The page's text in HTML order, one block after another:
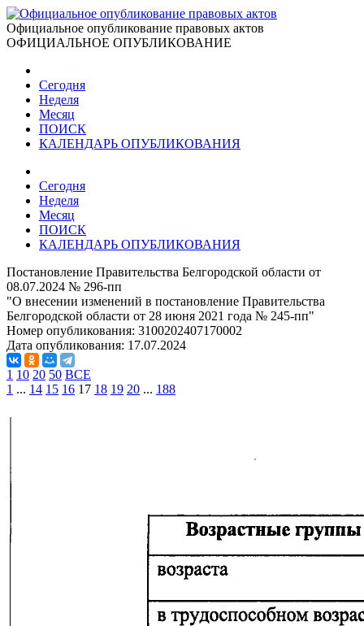
Официальное опубликование правовых актов
ОФИЦИАЛЬНОЕ ОПУБЛИКОВАНИЕ
Сегодня
Неделя
Месяц
ПОИСК
КАЛЕНДАРЬ ОПУБЛИКОВАНИЯ
Сегодня
Неделя
Месяц
ПОИСК
КАЛЕНДАРЬ ОПУБЛИКОВАНИЯ
Постановление Правительства Белгородской области от
08.07.2024 № 296-пп
"О внесении изменений в постановление Правительства
Белгородской области от 28 июня 2021 года № 245-пп"
Номер опубликования: 3100202407170002
Дата опубликования: 17.07.2024
1 10 20 50 ВСЕ
1 ... 14 15 16 17 18 19 20 ... 188